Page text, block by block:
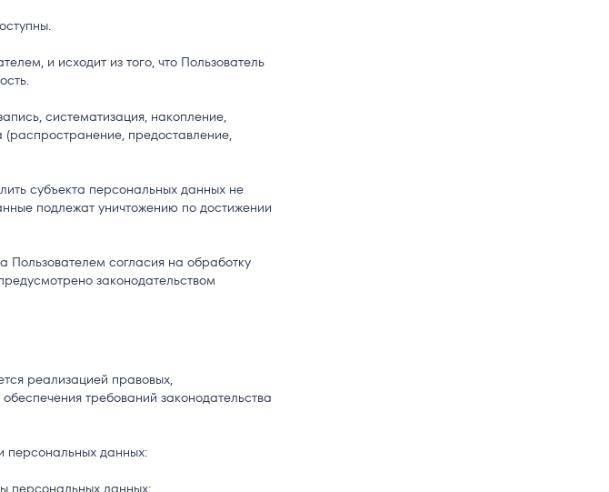
и исходит из того, что Пользователь
систематизация, накопление,
(распространение, предоставление,
субъекта персональных данных не
подлежат уничтожению по достижении
Пользователем согласия на обработку
законодательством
реализацией правовых,
требований законодательства
данных: